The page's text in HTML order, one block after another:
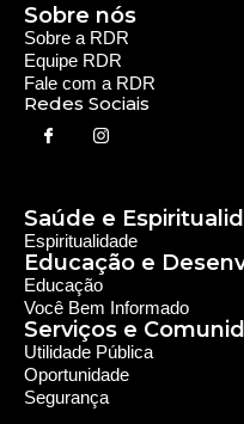
Sobre a RDR
Equipe RDR
Fale com a RDR
Redes Sociais
Sobre nós
Saúde e
Espiritualidade
Educação e
Educação
Você Bem Informado
Serviços e
Utilidade Pública
Oportunidade
Segurança